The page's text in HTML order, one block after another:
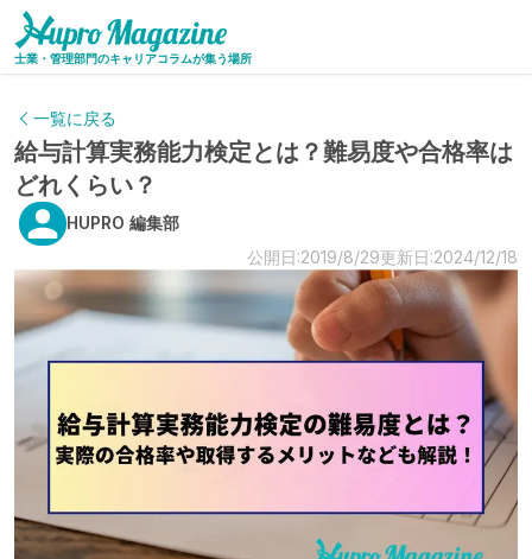
士業・管理部門のキャリアコラムが集う場所
一覧に戻る
給与計算実務能力検定とは？難易度や合格率は
どれくらい？
HUPRO 編集部
公開日:2019/8/29更新日:2024/12/18